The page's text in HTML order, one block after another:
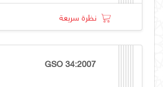
نظرة سريعة
GSO 34:2007